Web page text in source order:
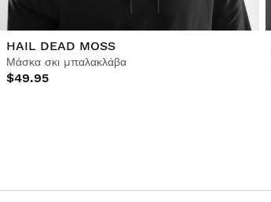
HAIL DEAD MOSS
Μάσκα σκι μπαλακλάβα
$49.95